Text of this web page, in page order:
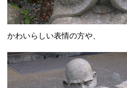
かわいらしい表情の方や、